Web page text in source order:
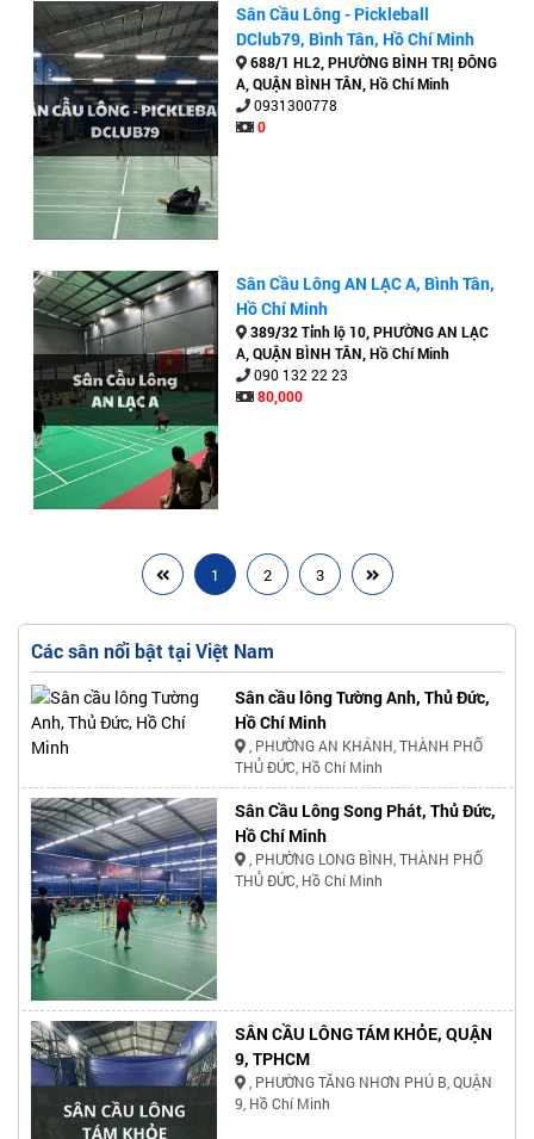
Sân Cầu Lông - Pickleball
DClub79, Bình Tân, Hồ Chí Minh
688/1 HL2, PHƯỜNG BÌNH TRỊ ĐÔNG
A, QUẬN BÌNH TÂN, Hồ Chí Minh
0931300778
0
Sân Cầu Lông AN LẠC A, Bình Tân,
Hồ Chí Minh
389/32 Tỉnh lộ 10, PHƯỜNG AN LẠC
A, QUẬN BÌNH TÂN, Hồ Chí Minh
090 132 22 23
80,000
1 2 3
Các sân nổi bật tại Việt Nam
Sân cầu lông Tường Anh, Thủ Đức,
Hồ Chí Minh
, PHƯỜNG AN KHÁNH, THÀNH PHỐ
THỦ ĐỨC, Hồ Chí Minh
Sân Cầu Lông Song Phát, Thủ Đức,
Hồ Chí Minh
, PHƯỜNG LONG BÌNH, THÀNH PHỐ
THỦ ĐỨC, Hồ Chí Minh
SÂN CẦU LÔNG TÁM KHỎE, QUẬN
9, TPHCM
, PHƯỜNG TĂNG NHƠN PHÚ B, QUẬN
9, Hồ Chí Minh